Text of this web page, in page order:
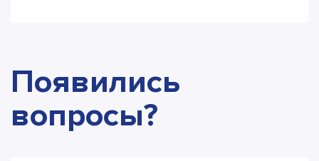
Появились
вопросы?